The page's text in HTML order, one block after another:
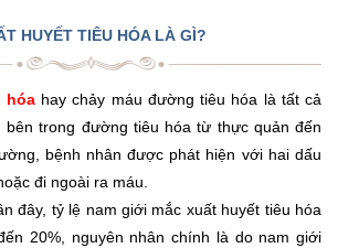
HUYẾT TIÊU HÓA LÀ GÌ?
hay chảy máu đường tiêu hóa là tất cả
bên trong đường tiêu hóa từ thực quản đến
bệnh nhân được phát hiện với hai dấu
đi ngoài ra máu.
đây, tỷ lệ nam giới mắc xuất huyết tiêu hóa
20%, nguyên nhân chính là do nam giới